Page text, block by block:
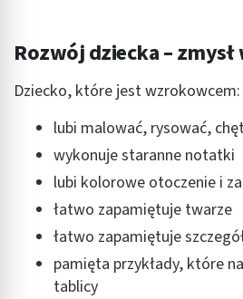
Rozwój dziecka –
Dziecko, które jest wzrokowcem:
lubi malować, rysować,
wykonuje staranne notatki
lubi kolorowe otoczenie i
łatwo zapamiętuje twarze
łatwo zapamiętuje
pamięta przykłady, które
tablicy